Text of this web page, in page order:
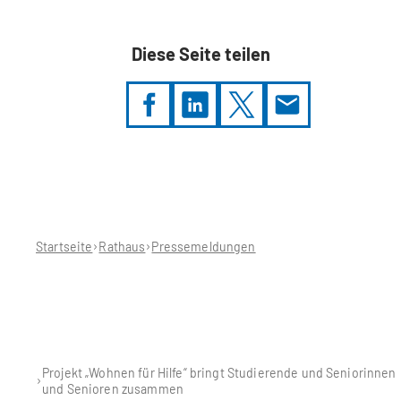
Diese Seite teilen
Startseite Rathaus Pressemeldungen
Projekt „Wohnen für Hilfe“ bringt Studierende und Seniorinnen
und Senioren zusammen